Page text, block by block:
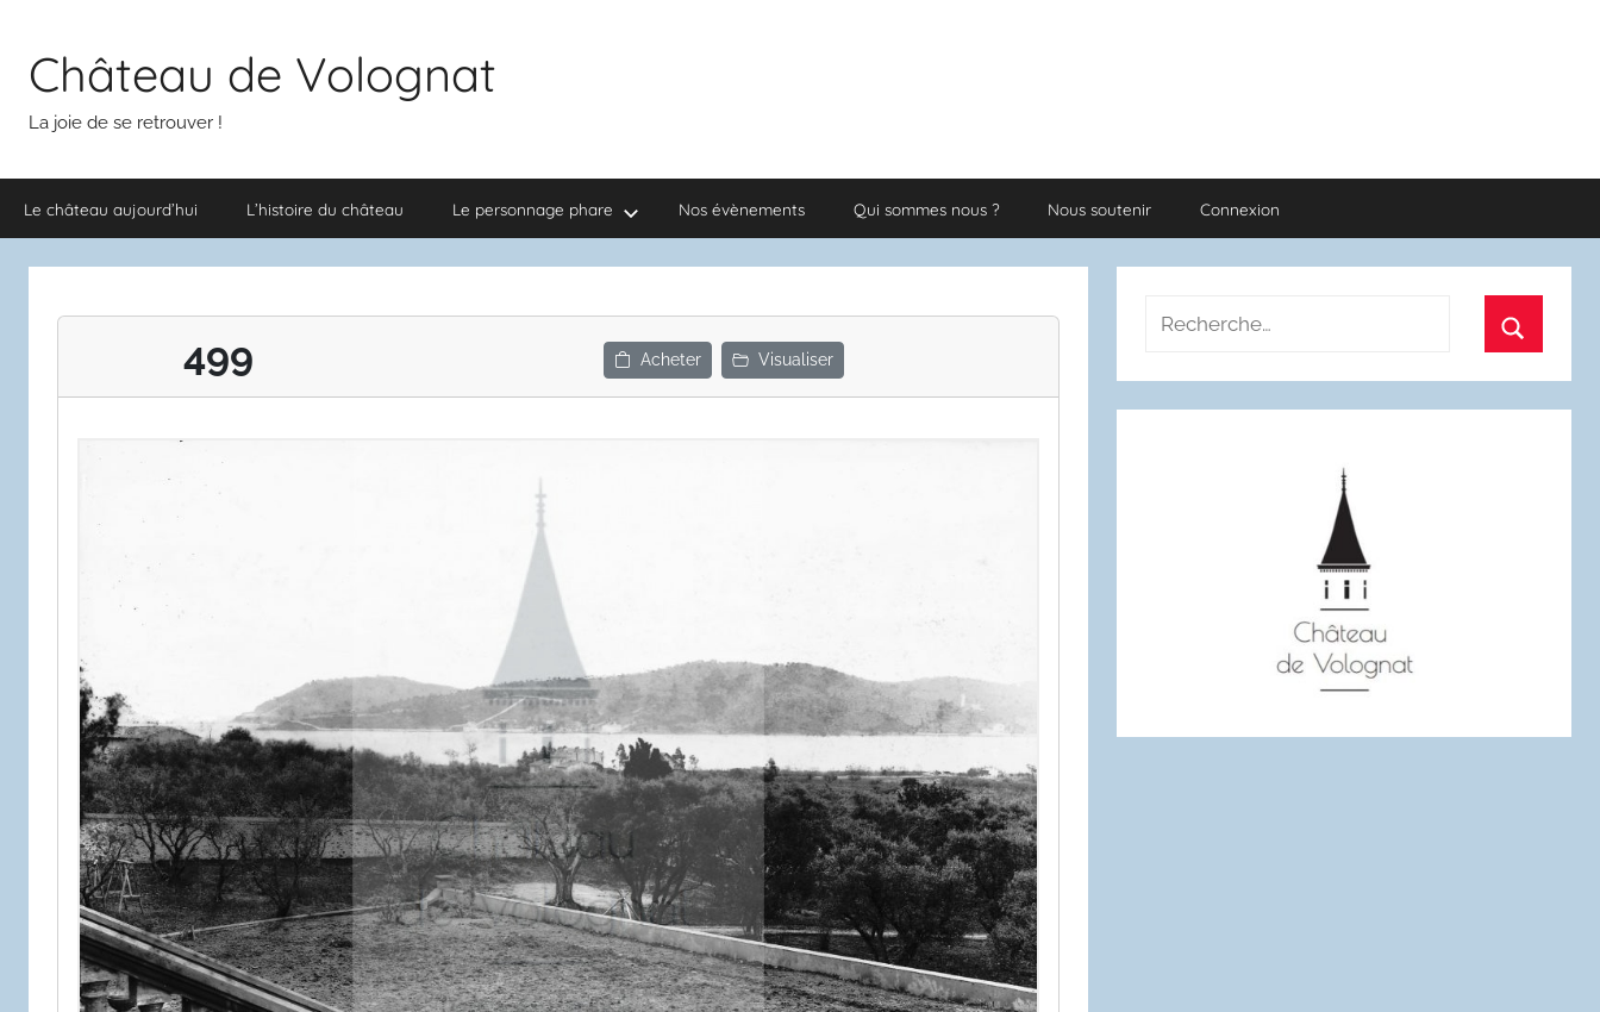
contenuChâteau de Volognat
La joie de se retrouver !
Le château aujourd’hui L’histoire du château Le personnage phare Nos évènements Qui sommes nous ? Nous soutenir Connexion
499 Acheter Visualiser
Recherche
: